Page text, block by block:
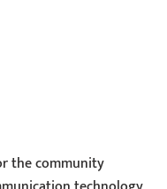
the community